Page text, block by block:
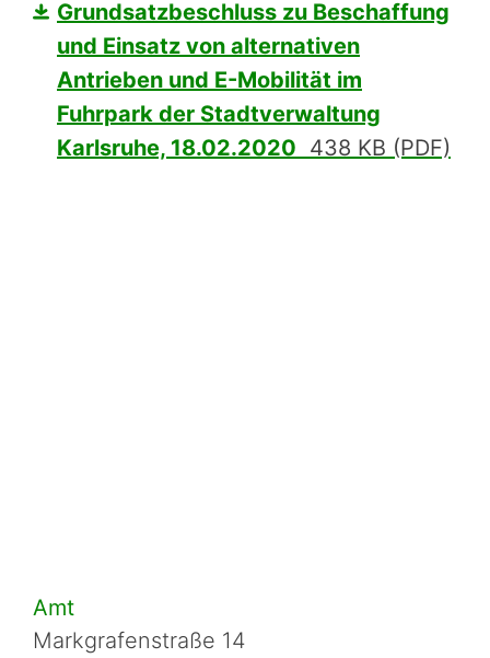
Grundsatzbeschluss zu Beschaffung
und Einsatz von alternativen
Antrieben und E-Mobilität im
Fuhrpark der Stadtverwaltung
Karlsruhe, 18.02.2020 438 KB (PDF)
Amt
Markgrafenstraße 14